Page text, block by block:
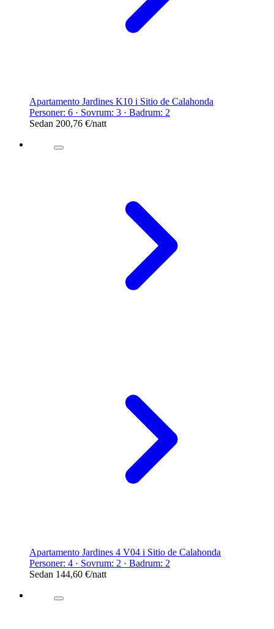
Apartamento Jardines K10 i Sitio de Calahonda
Personer: 6 · Sovrum: 3 · Badrum: 2
Sedan 200,76 €/natt
Apartamento Jardines 4 V04 i Sitio de Calahonda
Personer: 4 · Sovrum: 2 · Badrum: 2
Sedan 144,60 €/natt